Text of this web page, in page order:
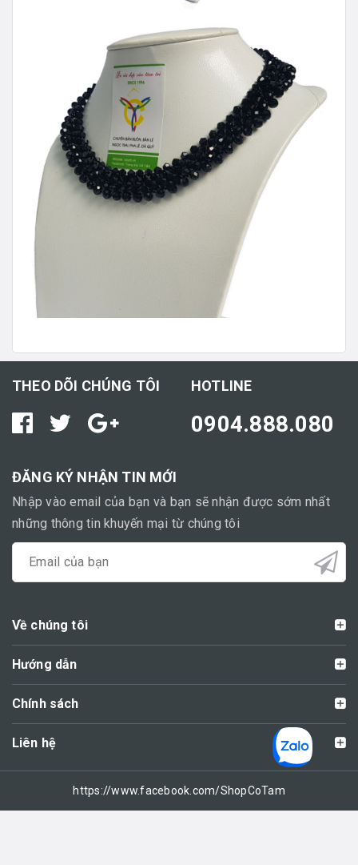
THEO DÕI CHÚNG TÔI HOTLINE
0904.888.080
ĐĂNG KÝ NHẬN TIN MỚI
Nhập vào email của bạn và bạn sẽ nhận được sớm nhất
những thông tin khuyến mại từ chúng tôi
Về chúng tôi
Hướng dẫn
Chính sách
Liên hệ
https://www.facebook.com/ShopCoTam